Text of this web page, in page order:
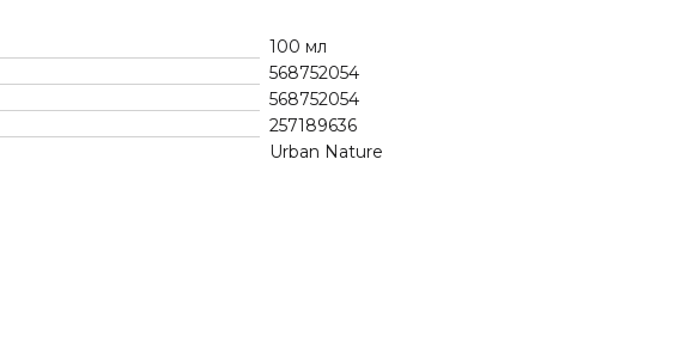
100 мл
568752054
568752054
257189636
Urban Nature